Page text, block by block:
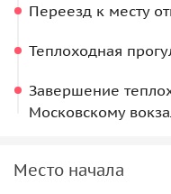
Переезд к месту
Теплоходная
Завершение
Московскому
Место начала